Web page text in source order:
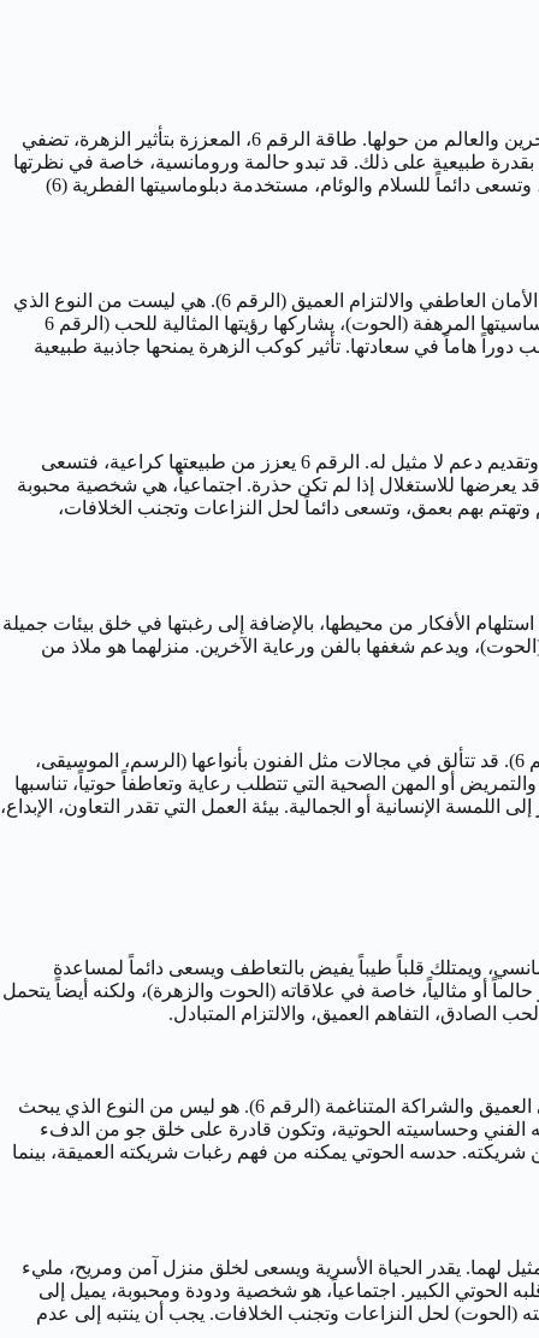
امرأة 24 فبراير هي مزيج ساحر من رقة الحوت ودفء الرقم 6. كحوت، تمتلك خيالاً واسعاً، تعاطفاً لا حدود له، وحدساً قوياً يرشدها في فهم الآخرين والعالم من حولها. طاقة الرقم 6، المعززة بتأثير الزهرة، تضفي
طبيعية على ذلك. قد تبدو حالمة ورومانسية، خاصة في نظرتها
للعلاقات (تأثير الحوت والزهرة)، ولكنها أيضاً تتحمل مسؤولياتها بجدية، خاصة تجاه عائلتها وأحبائها (الرقم 6). تقدر العلاقات العميقة والمستقرة، وتسعى دائماً للسلام والوئام، مستخدمة دبلوماسيتها الفطرية (6)
في حياتها الجنسية، تبحث امرأة 24 فبراير عن اندماج يتجاوز الجسد، حيث تمتزج الرومانسية الحالمة والاتصال الروحي (الحوت) مع الحاجة إلى الأمان العاطفي والالتزام العميق (الرقم 6). هي ليست من النوع الذي
يفضل العلاقات العابرة، بل تسعى إلى شراكة مبنية على الحب الصادق، الثقة المتبادلة، والانسجام الروحي والجسدي. تحتاج إلى شريك يقدر حساسيتها المرهفة (الحوت)، يشاركها رؤيتها المثالية للحب (الرقم 6
دوراً هاماً في سعادتها. تأثير كوكب الزهرة يمنحها جاذبية طبيعية
عاطفياً، امرأة 24 فبراير مخلصة للغاية، محبة، ومستعدة للتضحية من أجل سعادة من تحب. كحوت، هي قادرة على فهم مشاعر الآخرين بعمق وتقديم دعم لا مثيل له. الرقم 6 يعزز من طبيعتها كراعية، فتسعى
دافئ ومريح، مليء بالحب والجمال. قد تجد صعوبة في وضع الحدود أحياناً، حيث أن تعاطفها الحوتي ورغبتها في إرضاء الآخرين (6) قد يعرضها للاستغلال إذا لم تكن حذرة. اجتماعياً، هي شخصية محبوبة
وتهتم بهم بعمق، وتسعى دائماً لحل النزاعات وتجنب الخلافات،
ومعلمة فنون للأطفال. إحساسها الفني العميق (الحوت والرقم 6) وقدرتها الحوتية على استلهام الأفكار من محيطها، بالإضافة إلى رغبتها في خلق بيئات جميلة
الشخصية، هي متزوجة من “كريم”، وهو طبيب يقدر طبيعتها الحنونة (6) وحساسيتها الفنية (الحوت)، ويدعم شغفها بالفن ورعاية الآخرين. منزلهما هو ملاذ من
مهنياً، تنجذب امرأة 24 فبراير إلى المهن التي تتيح لها استخدام إبداعها الحوتي، تعاطفها العميق، ورغبتها في خدمة الآخرين أو خلق الجمال (الرقم 6). قد تتألق في مجالات مثل الفنون بأنواعها (الرسم، الموسيقى،
أو المهن الصحية التي تتطلب رعاية وتعاطفاً حوتياً، تناسبها
الإنسانية أو الجمالية. بيئة العمل التي تقدر التعاون، الإبداع،
6 تجاه من يحب والمجتمع. كحوت، هو مبدع، رومانسي، ويمتلك قلباً طيباً يفيض بالتعاطف ويسعى دائماً لمساعدة
قد يبدو حالماً أو مثالياً، خاصة في علاقاته (الحوت والزهرة)، ولكنه أيضاً يتحمل
في حياته الجنسية، يبحث رجل 24 فبراير عن علاقة تتجاوز الجسد لتصل إلى الروح، حيث يمتزج الشغف الرومانسي (الحوت) بالاتصال العاطفي العميق والشراكة المتناغمة (الرقم 6). هو ليس من النوع الذي يبحث
الفني وحساسيته الحوتية، وتكون قادرة على خلق جو من الدفء
شريكته. حدسه الحوتي يمكنه من فهم رغبات شريكته العميقة، بينما
مثيل لهما. يقدر الحياة الأسرية ويسعى لخلق منزل آمن ومريح، مليء
قلبه الحوتي الكبير. اجتماعياً، هو شخصية ودودة ومحبوبة، يميل إلى
على الثقة والقيم المشتركة. غالباً ما يكون هو صانع السلام في مجموعته، مستخدماً دبلوماسيته (6) وحساسيته (الحوت) لحل النزاعات وتجنب الخلافات. يجب أن ينتبه إلى عدم